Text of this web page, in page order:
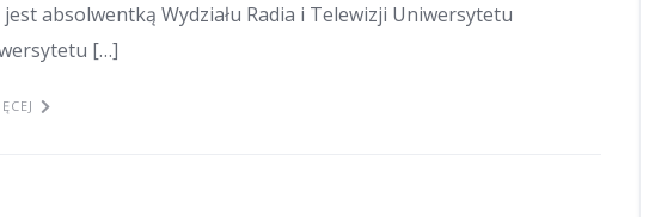
absolwentką Wydziału Radia i Telewizji Uniwersytetu
[…]